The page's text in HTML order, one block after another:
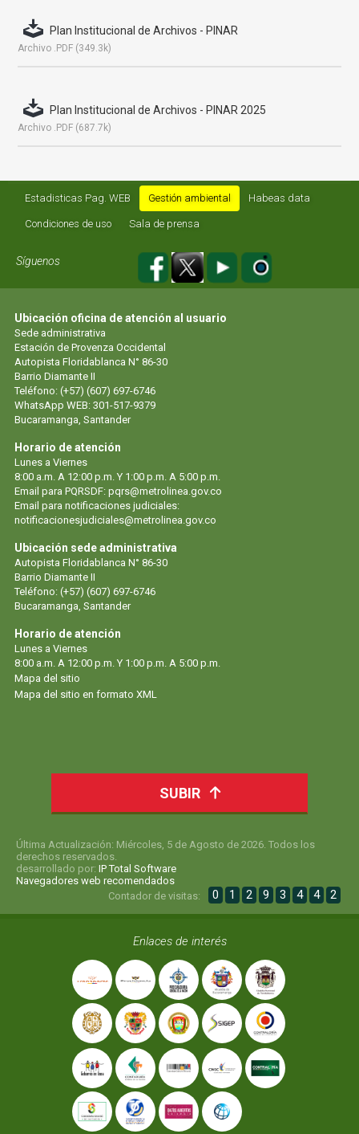
Plan Institucional de Archivos - PINAR
Archivo .PDF (349.3k)
Plan Institucional de Archivos - PINAR 2025
Archivo .PDF (687.7k)
Estadisticas Pag. WEB Gestión ambiental Habeas data
Condiciones de uso Sala de prensa
Síguenos
Ubicación oficina de atención al usuario
Sede administrativa
Estación de Provenza Occidental
Autopista Floridablanca N° 86-30
Barrio Diamante II
Teléfono: (+57) (607) 697-6746
WhatsApp WEB: 301-517-9379
Bucaramanga, Santander
Horario de atención
Lunes a Viernes
8:00 a.m. A 12:00 p.m. Y 1:00 p.m. A 5:00 p.m.
Email para PQRSDF: pqrs@metrolinea.gov.co
Email para notificaciones judiciales:
notificacionesjudiciales@metrolinea.gov.co
Ubicación sede administrativa
Autopista Floridablanca N° 86-30
Barrio Diamante II
Teléfono: (+57) (607) 697-6746
Bucaramanga, Santander
Horario de atención
Lunes a Viernes
8:00 a.m. A 12:00 p.m. Y 1:00 p.m. A 5:00 p.m.
Mapa del sitio
Mapa del sitio en formato XML
SUBIR
Última Actualización: Miércoles, 5 de Agosto de 2026. Todos los
derechos reservados.
desarrollado por: IP Total Software
Navegadores web recomendados
Contador de visitas:
0 1 2 9 3 4 4 2
Enlaces de interés